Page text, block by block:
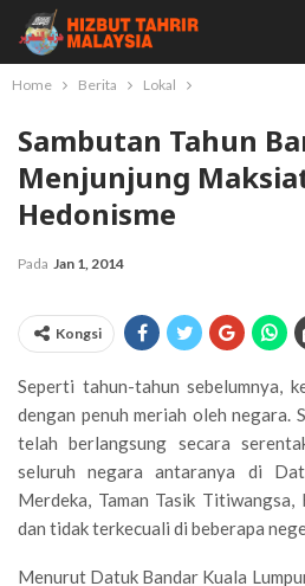
Home Berita Lokal
Sambutan Tahun
Menjunjung
Hedonisme
Pada Jan 1, 2014
Kongsi
Seperti tahun-tahun sebelumnya,
dengan penuh meriah oleh negara.
telah berlangsung secara
seluruh negara antaranya di
Merdeka, Taman Tasik
dan tidak terkecuali di beberapa
Menurut Datuk Bandar Kuala